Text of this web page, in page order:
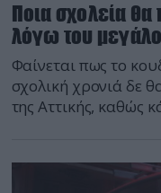
Ποια σχολεία θα
λόγω του
Φαίνεται πως το
σχολική χρονιά δε
της Αττικής, καθώς
ταρακούνησε την
μέχρι να ανοίξουν